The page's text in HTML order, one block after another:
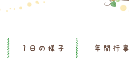
1日の様子 年間行事